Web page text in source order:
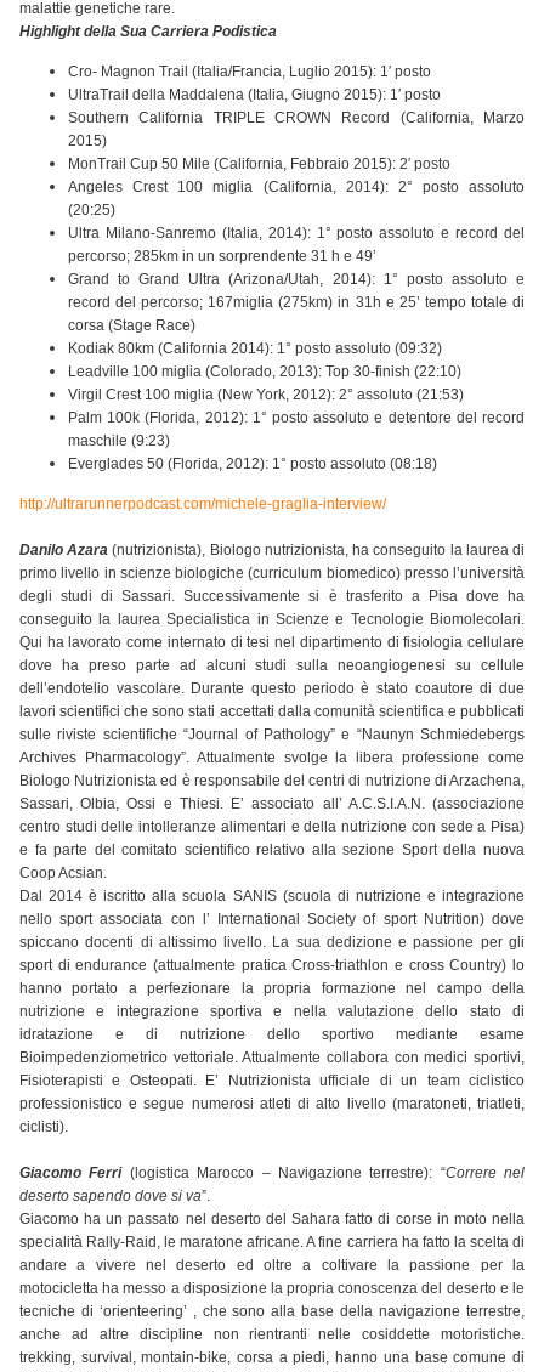
malattie genetiche rare.
Highlight della Sua Carriera Podistica
Cro- Magnon Trail (Italia/Francia, Luglio 2015): 1′ posto
UltraTrail della Maddalena (Italia, Giugno 2015): 1′ posto
Southern California TRIPLE CROWN Record (California, Marzo
2015)
MonTrail Cup 50 Mile (California, Febbraio 2015): 2′ posto
Angeles Crest 100 miglia (California, 2014): 2° posto assoluto
(20:25)
Ultra Milano-Sanremo (Italia, 2014): 1° posto assoluto e record del
percorso; 285km in un sorprendente 31 h e 49’
Grand to Grand Ultra (Arizona/Utah, 2014): 1° posto assoluto e
record del percorso; 167miglia (275km) in 31h e 25’ tempo totale di
corsa (Stage Race)
Kodiak 80km (California 2014): 1° posto assoluto (09:32)
Leadville 100 miglia (Colorado, 2013): Top 30-finish (22:10)
Virgil Crest 100 miglia (New York, 2012): 2° assoluto (21:53)
Palm 100k (Florida, 2012): 1° posto assoluto e detentore del record
maschile (9:23)
Everglades 50 (Florida, 2012): 1° posto assoluto (08:18)
http://ultrarunnerpodcast.com/michele-graglia-interview/
Danilo Azara(nutrizionista), Biologo nutrizionista, ha conseguito la laurea di
primo livello in scienze biologiche (curriculum biomedico) presso l’università
degli studi di Sassari. Successivamente si è trasferito a Pisa dove ha
conseguito la laurea Specialistica in Scienze e Tecnologie Biomolecolari.
Qui ha lavorato come internato di tesi nel dipartimento di fisiologia cellulare
dove ha preso parte ad alcuni studi sulla neoangiogenesi su cellule
dell’endotelio vascolare. Durante questo periodo è stato coautore di due
lavori scientifici che sono stati accettati dalla comunità scientifica e pubblicati
sulle riviste scientifiche “Journal of Pathology” e “Naunyn Schmiedebergs
Archives Pharmacology”. Attualmente svolge la libera professione come
Biologo Nutrizionista ed è responsabile del centri di nutrizione di Arzachena,
Sassari, Olbia, Ossi e Thiesi. E’ associato all’ A.C.S.I.A.N. (associazione
centro studi delle intolleranze alimentari e della nutrizione con sede a Pisa)
e fa parte del comitato scientifico relativo alla sezione Sport della nuova
Coop Acsian.
Dal 2014 è iscritto alla scuola SANIS (scuola di nutrizione e integrazione
nello sport associata con l’ International Society of sport Nutrition) dove
spiccano docenti di altissimo livello. La sua dedizione e passione per gli
sport di endurance (attualmente pratica Cross-triathlon e cross Country) lo
hanno portato a perfezionare la propria formazione nel campo della
nutrizione e integrazione sportiva e nella valutazione dello stato di
idratazione e di nutrizione dello sportivo mediante esame
Bioimpedenziometrico vettoriale. Attualmente collabora con medici sportivi,
Fisioterapisti e Osteopati. E’ Nutrizionista ufficiale di un team ciclistico
professionistico e segue numerosi atleti di alto livello (maratoneti, triatleti,
ciclisti).
Giacomo Ferri (logistica Marocco – Navigazione terrestre): “Correre nel
deserto sapendo dove si va”.
Giacomo ha un passato nel deserto del Sahara fatto di corse in moto nella
specialità Rally-Raid, le maratone africane. A fine carriera ha fatto la scelta di
andare a vivere nel deserto ed oltre a coltivare la passione per la
motocicletta ha messo a disposizione la propria conoscenza del deserto e le
tecniche di ‘orienteering’ , che sono alla base della navigazione terrestre,
anche ad altre discipline non rientranti nelle cosiddette motoristiche.
trekking, survival, montain-bike, corsa a piedi, hanno una base comune di